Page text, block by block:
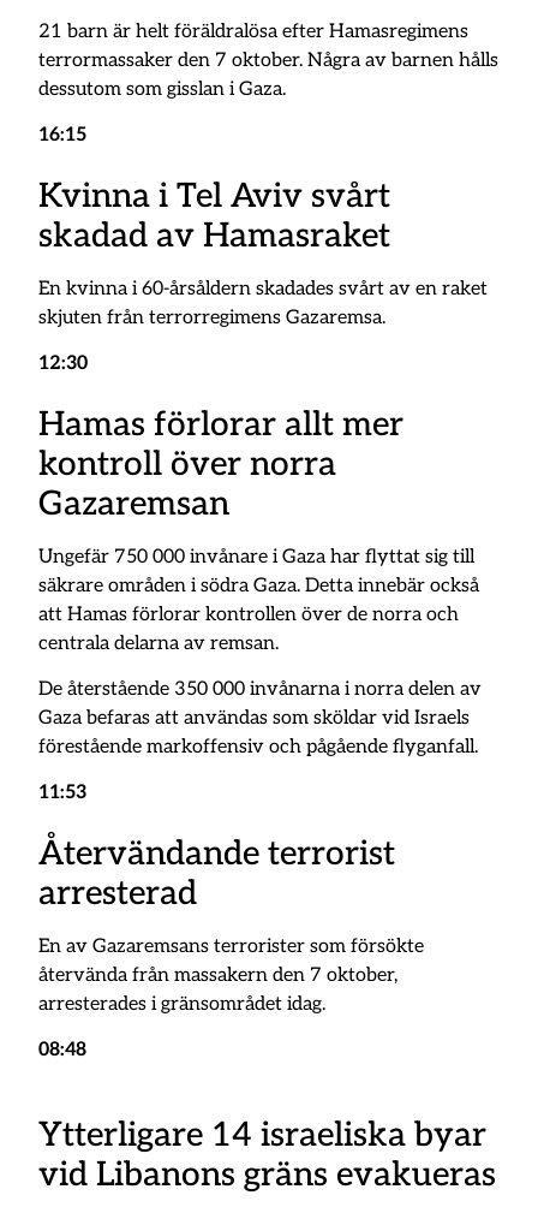
21 barn är helt föräldralösa efter Hamasregimens
terrormassaker den 7 oktober. Några av barnen hålls
dessutom som gisslan i Gaza.
16:15
Kvinna i Tel Aviv svårt
skadad av Hamasraket
En kvinna i 60-årsåldern skadades svårt av en raket
skjuten från terrorregimens Gazaremsa.
12:30
Hamas förlorar allt mer
kontroll över norra
Gazaremsan
Ungefär 750 000 invånare i Gaza har flyttat sig till
säkrare områden i södra Gaza. Detta innebär också
att Hamas förlorar kontrollen över de norra och
centrala delarna av remsan.
De återstående 350 000 invånarna i norra delen av
Gaza befaras att användas som sköldar vid Israels
förestående markoffensiv och pågående flyganfall.
11:53
Återvändande terrorist
arresterad
En av Gazaremsans terrorister som försökte
återvända från massakern den 7 oktober,
arresterades i gränsområdet idag.
08:48
Ytterligare 14 israeliska byar
vid Libanons gräns evakueras